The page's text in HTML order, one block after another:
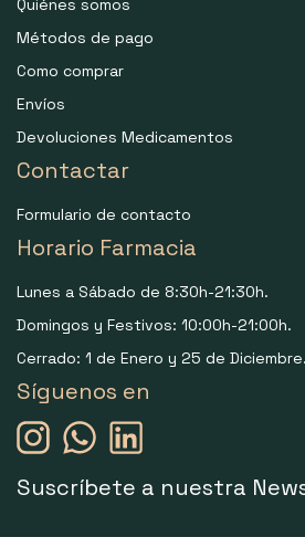
Quiénes somos
Métodos de pago
Como comprar
Envíos
Devoluciones Medicamentos
Contactar
Formulario de contacto
Horario Farmacia
Lunes a Sábado de 8:30h-21:30h.
Domingos y Festivos: 10:00h-21:00h.
Cerrado: 1 de Enero y 25 de Diciembre.
Síguenos en
Suscríbete a nuestra